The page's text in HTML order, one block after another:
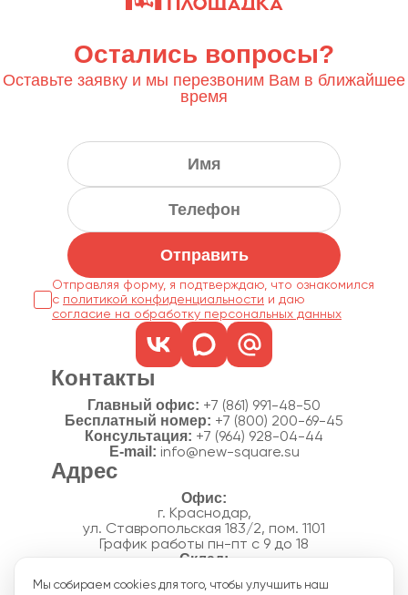
Остались вопросы?
Оставьте заявку и мы перезвоним Вам в ближайшее
время
Отправить
Отправляя форму, я подтверждаю, что ознакомился
с политикой конфиденциальности
согласие на обработку персональных данных
Контакты
Главный офис: +7 (861) 991-48-50
Бесплатный номер: +7 (800) 200-69-45
Консультация: +7 (964) 928-04-44
E-mail: info@new-square.su
Адрес
г. Краснодар,
ул. Ставропольская 183/2, пом. 1101
График работы пн-пт с 9 до 18
п. Новознаменский, ул.Производственная, 15
Мы собираем cookies для того, чтобы улучшить наш